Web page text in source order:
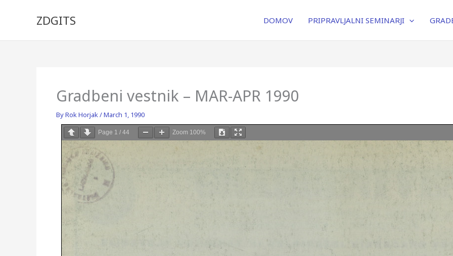
ZDGITS DOMOV PRIPRAVLJALNI SEMINARJI
Gradbeni vestnik – MAR-APR 1990
ByRok Horjak/March 1, 1990
Page 1 / 44 Zoom 100%